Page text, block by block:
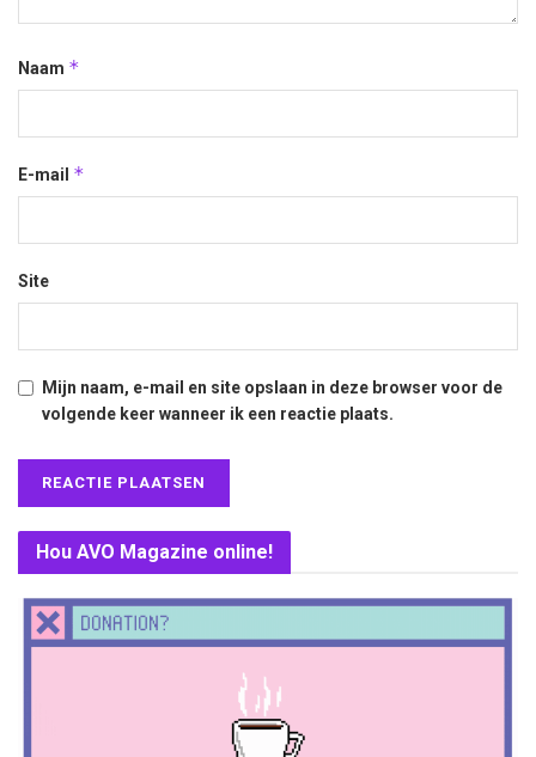
Naam *
E-mail *
Site
Mijn naam, e-mail en site opslaan in deze browser voor de
volgende keer wanneer ik een reactie plaats.
Hou AVO Magazine online!